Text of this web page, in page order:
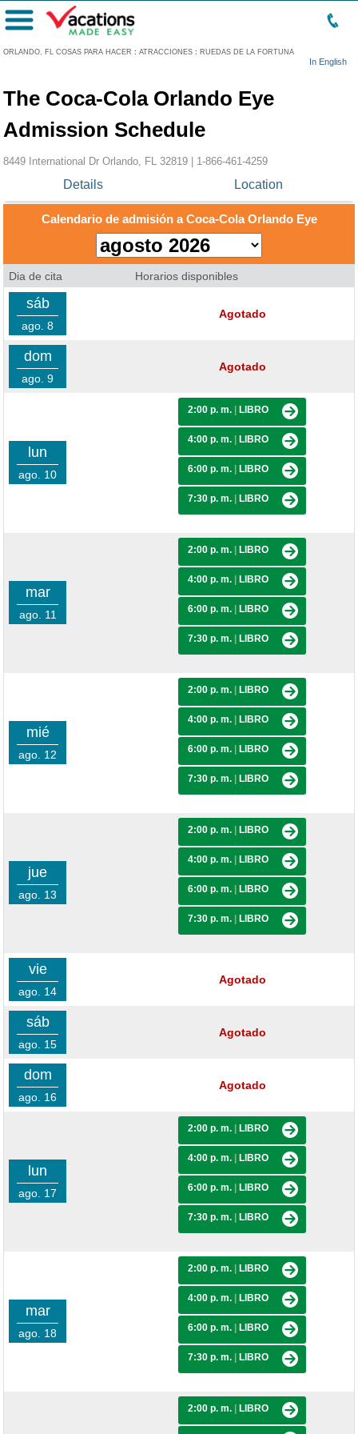
ORLANDO, FL COSAS PARA HACER : ATRACCIONES : RUEDAS DE LA FORTUNA
In English
Menú
The Coca-Cola Orlando Eye
Admission Schedule
8449 International Dr Orlando, FL 32819 | 1-866-461-4259
Details Location
Calendario de admisión a Coca-Cola Orlando Eye
Dia de cita Horarios disponibles
sáb
ago. 8
Agotado
dom
ago. 9
Agotado
lun
ago. 10
2:00 p. m. LIBRO
4:00 p. m. LIBRO
6:00 p. m. LIBRO
7:30 p. m. LIBRO
mar
ago. 11
2:00 p. m. LIBRO
4:00 p. m. LIBRO
6:00 p. m. LIBRO
7:30 p. m. LIBRO
mié
ago. 12
2:00 p. m. LIBRO
4:00 p. m. LIBRO
6:00 p. m. LIBRO
7:30 p. m. LIBRO
jue
ago. 13
2:00 p. m. LIBRO
4:00 p. m. LIBRO
6:00 p. m. LIBRO
7:30 p. m. LIBRO
vie
ago. 14
Agotado
sáb
ago. 15
Agotado
dom
ago. 16
Agotado
lun
ago. 17
2:00 p. m. LIBRO
4:00 p. m. LIBRO
6:00 p. m. LIBRO
7:30 p. m. LIBRO
mar
ago. 18
2:00 p. m. LIBRO
4:00 p. m. LIBRO
6:00 p. m. LIBRO
7:30 p. m. LIBRO
2:00 p. m. LIBRO